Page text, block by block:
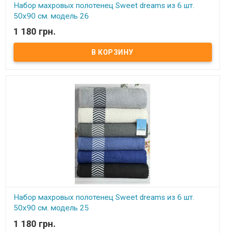
Набор махровых полотенец Sweet dreams из 6 шт.
50x90 см. модель 26
В наличии
Набор махровых полотенец Sweet dreams из 6 шт. 50x90 см.
Комплектность: 50х90 см (6 шт. ) Состав: махра, 100% хлопок.
Плотность: 550 г/м.кв. Упаковка: ПВХ Производитель: Sweet
1 180 грн.
Набор махровых полотенец Sweet dreams из 6 шт.
50x90 см. модель 25
В наличии
1 180 грн.